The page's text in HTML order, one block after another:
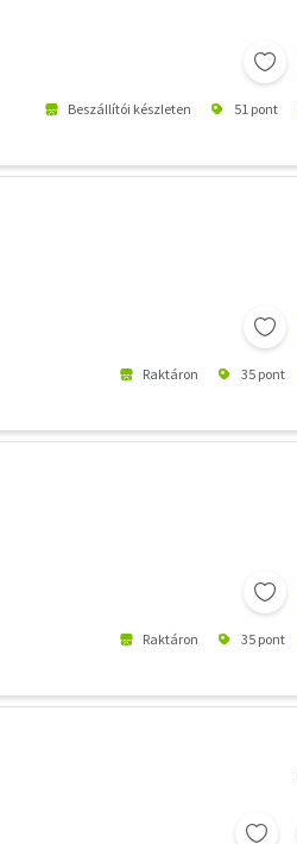
Beszállítói készleten 51 pont
Raktáron 35 pont
Raktáron 35 pont